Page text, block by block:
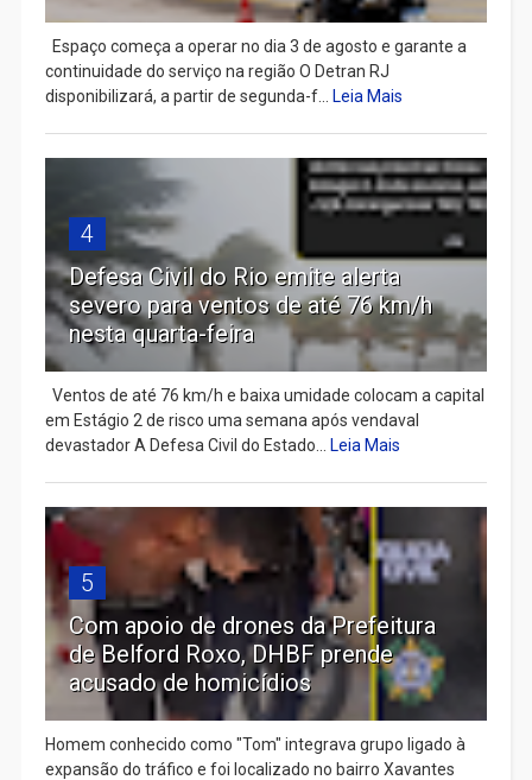
Espaço começa a operar no dia 3 de agosto e garante a
continuidade do serviço na região O Detran RJ
disponibilizará, a partir de segunda-f... Leia Mais
4
Defesa Civil do Rio emite alerta
severo para ventos de até 76 km/h
nesta quarta-feira
Ventos de até 76 km/h e baixa umidade colocam a capital
em Estágio 2 de risco uma semana após vendaval
devastador A Defesa Civil do Estado... Leia Mais
5
Com apoio de drones da Prefeitura
de Belford Roxo, DHBF prende
acusado de homicídios
Homem conhecido como "Tom" integrava grupo ligado à
expansão do tráfico e foi localizado no bairro Xavantes